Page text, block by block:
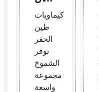
حفر -
مجمو
عة ال
شمو
خ
كيماويات
طين
الحفر
توفر
الشموخ
مجموعة
واسعة